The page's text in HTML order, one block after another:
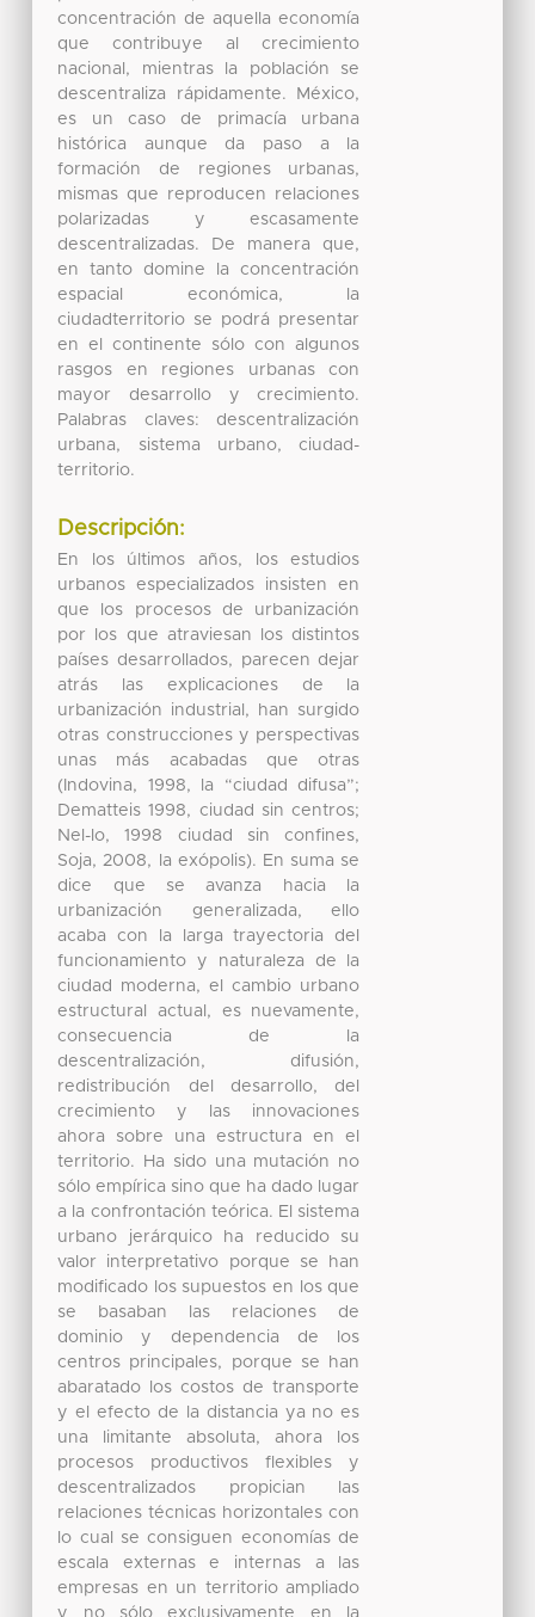
concentración de aquella economía
que contribuye al crecimiento
nacional, mientras la población se
descentraliza rápidamente. México,
es un caso de primacía urbana
histórica aunque da paso a la
formación de regiones urbanas,
mismas que reproducen relaciones
polarizadas y escasamente
descentralizadas. De manera que,
en tanto domine la concentración
espacial económica, la
ciudadterritorio se podrá presentar
en el continente sólo con algunos
rasgos en regiones urbanas con
mayor desarrollo y crecimiento.
Palabras claves: descentralización
urbana, sistema urbano, ciudad-
territorio.
Descripción:
En los últimos años, los estudios
urbanos especializados insisten en
que los procesos de urbanización
por los que atraviesan los distintos
países desarrollados, parecen dejar
atrás las explicaciones de la
urbanización industrial, han surgido
otras construcciones y perspectivas
unas más acabadas que otras
(Indovina, 1998, la “ciudad difusa”;
Dematteis 1998, ciudad sin centros;
Nel-lo, 1998 ciudad sin confines,
Soja, 2008, la exópolis). En suma se
dice que se avanza hacia la
urbanización generalizada, ello
acaba con la larga trayectoria del
funcionamiento y naturaleza de la
ciudad moderna, el cambio urbano
estructural actual, es nuevamente,
consecuencia de la
descentralización, difusión,
redistribución del desarrollo, del
crecimiento y las innovaciones
ahora sobre una estructura en el
territorio. Ha sido una mutación no
sólo empírica sino que ha dado lugar
a la confrontación teórica. El sistema
urbano jerárquico ha reducido su
valor interpretativo porque se han
modificado los supuestos en los que
se basaban las relaciones de
dominio y dependencia de los
centros principales, porque se han
abaratado los costos de transporte
y el efecto de la distancia ya no es
una limitante absoluta, ahora los
procesos productivos flexibles y
descentralizados propician las
relaciones técnicas horizontales con
lo cual se consiguen economías de
escala externas e internas a las
empresas en un territorio ampliado